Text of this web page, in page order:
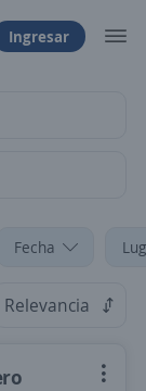
Ingresar
Fecha
Relevancia